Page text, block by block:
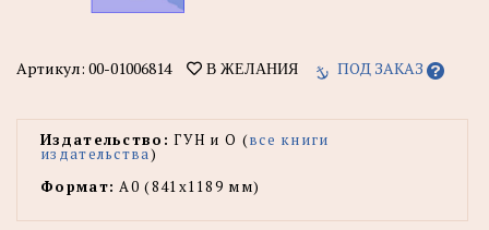
Артикул: 00-01006814 В ЖЕЛАНИЯ ПОД ЗАКАЗ
Издательство: ГУН и О (все книги
издательства)
Формат: А0 (841x1189 мм)